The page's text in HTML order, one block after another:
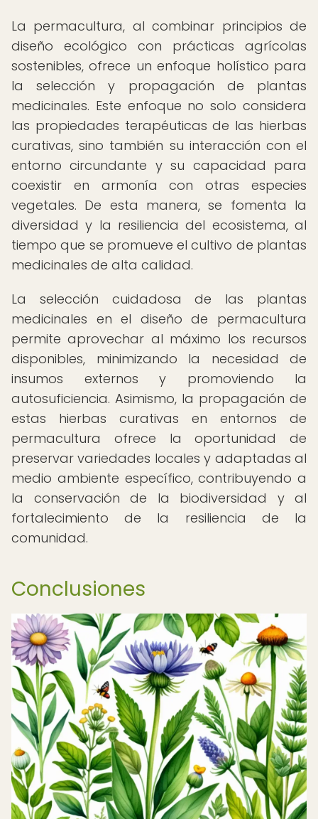
La permacultura, al combinar principios de
diseño ecológico con prácticas agrícolas
sostenibles, ofrece un enfoque holístico para
la selección y propagación de plantas
medicinales. Este enfoque no solo considera
las propiedades terapéuticas de las hierbas
curativas, sino también su interacción con el
entorno circundante y su capacidad para
coexistir en armonía con otras especies
vegetales. De esta manera, se fomenta la
diversidad y la resiliencia del ecosistema, al
tiempo que se promueve el cultivo de plantas
medicinales de alta calidad.
La selección cuidadosa de las plantas
medicinales en el diseño de permacultura
permite aprovechar al máximo los recursos
disponibles, minimizando la necesidad de
insumos externos y promoviendo la
autosuficiencia. Asimismo, la propagación de
estas hierbas curativas en entornos de
permacultura ofrece la oportunidad de
preservar variedades locales y adaptadas al
medio ambiente específico, contribuyendo a
la conservación de la biodiversidad y al
fortalecimiento de la resiliencia de la
comunidad.
Conclusiones